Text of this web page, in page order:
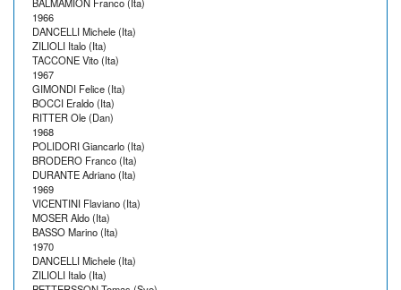
1966
DANCELLI Michele (Ita)
ZILIOLI Italo (Ita)
TACCONE Vito (Ita)
1967
GIMONDI Felice (Ita)
BOCCI Eraldo (Ita)
RITTER Ole (Dan)
1968
POLIDORI Giancarlo (Ita)
BRODERO Franco (Ita)
DURANTE Adriano (Ita)
1969
VICENTINI Flaviano (Ita)
MOSER Aldo (Ita)
BASSO Marino (Ita)
1970
DANCELLI Michele (Ita)
ZILIOLI Italo (Ita)